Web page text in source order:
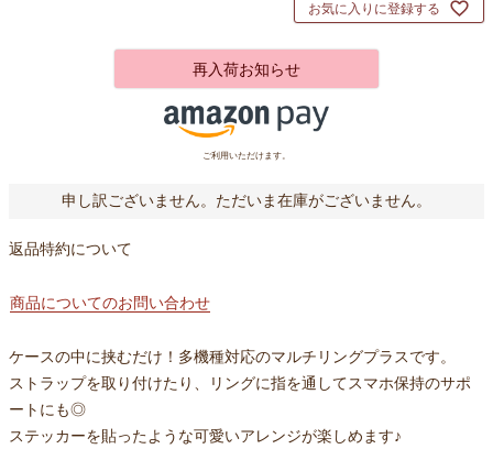
お気に入りに登録する
再入荷お知らせ
ご利用いただけます。
申し訳ございません。ただいま在庫がございません。
返品特約について
商品についてのお問い合わせ
ケースの中に挟むだけ！多機種対応のマルチリングプラスです。
ストラップを取り付けたり、リングに指を通してスマホ保持のサポ
ートにも◎
ステッカーを貼ったような可愛いアレンジが楽しめます♪